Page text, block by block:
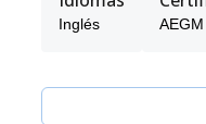
Inglés AEGM